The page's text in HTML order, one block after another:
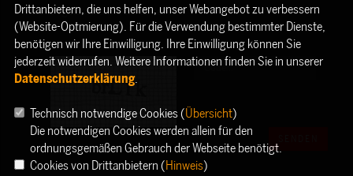
habe ich gelesen und verstanden.
Drittanbietern, die uns helfen, unser Webangebot zu verbessern
(Website-Optmierung). Für die Verwendung bestimmter Dienste,
benötigen wir Ihre Einwilligung. Ihre Einwilligung können Sie
jederzeit widerrufen. Weitere Informationen finden Sie in unserer
Datenschutzerklärung.
Technisch notwendige Cookies (Übersicht)
Die notwendigen Cookies werden allein für den
ordnungsgemäßen Gebrauch der Webseite benötigt.
Cookies von Drittanbietern (Hinweis)